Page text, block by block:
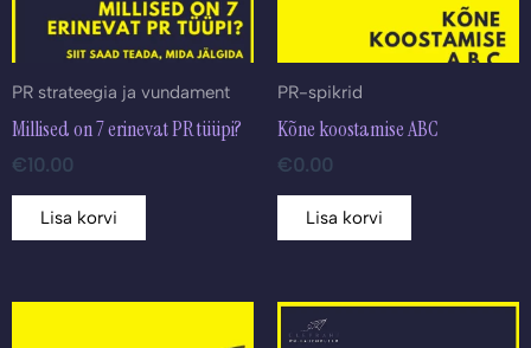
PR strateegia ja vundament
Millised on 7 erinevat PR tüüpi?
€10.00
Lisa korvi
PR-spikrid
Kõne koostamise ABC
€0.00
Lisa korvi